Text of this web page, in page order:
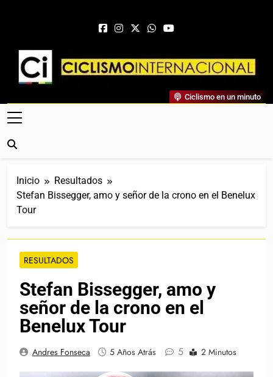
Ciclismo Internacional
Web Dedicada Al Ciclismo Mundial. Entrevistas, Análisis,
Crónicas, Previas Y Más. La Web Ciclista De Referencia.
Ciclismo en un minuto
Inicio
Resultados
Stefan Bissegger, amo y señor de la crono en el Benelux
Tour
RESULTADOS
Stefan Bissegger, amo y
señor de la crono en el
Benelux Tour
Andres Fonseca 5 Años Atrás 5 2 Minutos